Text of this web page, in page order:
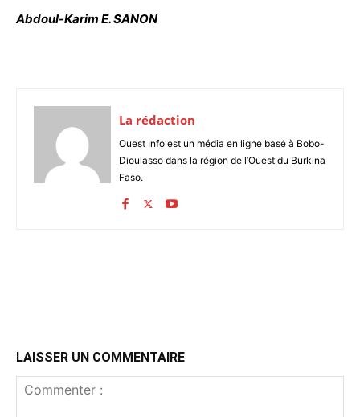
Abdoul-Karim E. SANON
La rédaction
Ouest Info est un média en ligne basé à Bobo-
Dioulasso dans la région de l’Ouest du Burkina
Faso.
LAISSER UN COMMENTAIRE